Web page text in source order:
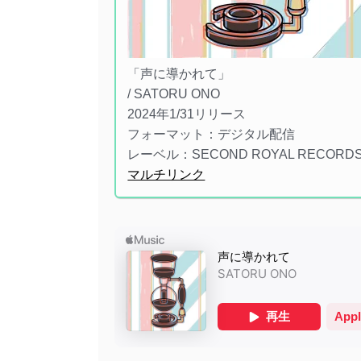
「声に導かれて」
/ SATORU ONO
2024年1/31リリース
フォーマット：デジタル配信
レーベル：SECOND ROYAL
マルチリンク